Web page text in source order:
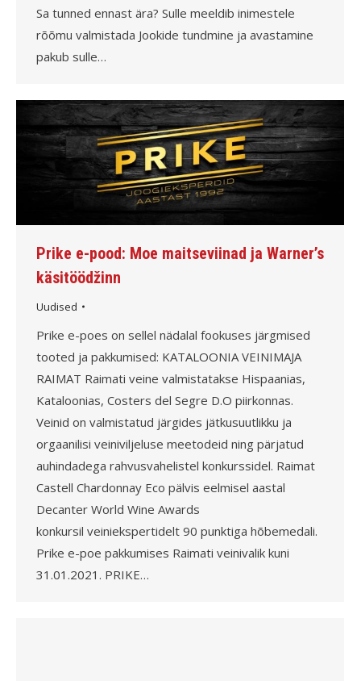
Sa tunned ennast ära? Sulle meeldib inimestele
rõõmu valmistada Jookide tundmine ja avastamine
pakub sulle…
Prike e-pood: Moe maitseviinad ja Warner’s
käsitöödžinn
Uudised
Prike e-poes on sellel nädalal fookuses järgmised
tooted ja pakkumised: KATALOONIA VEINIMAJA
RAIMAT Raimati veine valmistatakse Hispaanias,
Kataloonias, Costers del Segre D.O piirkonnas.
Veinid on valmistatud järgides jätkusuutlikku ja
orgaanilisi veiniviljeluse meetodeid ning pärjatud
auhindadega rahvusvahelistel konkurssidel. Raimat
Castell Chardonnay Eco pälvis eelmisel aastal
Decanter World Wine Awards
konkursil veiniekspertidelt 90 punktiga hõbemedali.
Prike e-poe pakkumises Raimati veinivalik kuni
31.01.2021. PRIKE…